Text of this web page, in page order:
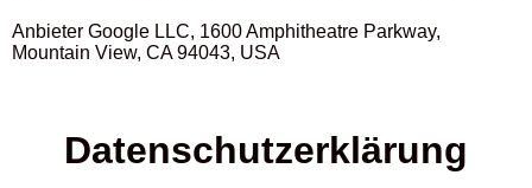
Anbieter Google LLC, 1600 Amphitheatre Parkway,
Mountain View, CA 94043, USA
Datenschutz­erklärung